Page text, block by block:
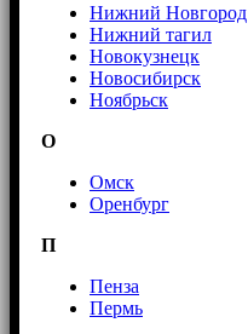
Нижний Новгород
Нижний тагил
Новокузнецк
Новосибирск
Ноябрьск
О
Омск
Оренбург
П
Пенза
Пермь